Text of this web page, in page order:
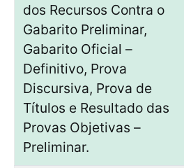
dos Recursos Contra o
Gabarito Preliminar,
Gabarito Oficial –
Definitivo, Prova
Discursiva, Prova de
Títulos e Resultado das
Provas Objetivas –
Preliminar.